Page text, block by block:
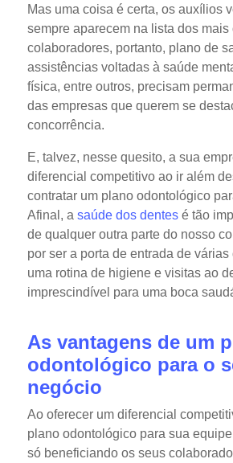
Mas uma coisa é certa, os auxílios
sempre aparecem na lista dos
colaboradores, portanto, plano de
assistências voltadas à saúde
física, entre outros, precisam
das empresas que querem se
concorrência.
E, talvez, nesse quesito, a sua
diferencial competitivo ao ir além
contratar um plano odontológico
Afinal, a saúde dos dentesé tão
de qualquer outra parte do nosso
por ser a porta de entrada de
uma rotina de higiene e visitas ao
imprescindível para uma boca
As vantagens de um
odontológico para o
negócio
Ao oferecer um diferencial
plano odontológico para sua
só beneficiando os seus